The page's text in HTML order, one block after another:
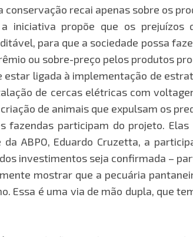
recai apenas sobre os
iniciativa propõe que os
para que a sociedade possa
ou sobre-preço pelos produtos
ligada à implementação de
de cercas elétricas com
de animais que expulsam os
participam do projeto.
ABPO, Eduardo Cruzetta, a
investimentos seja confirmada –
mostrar que a pecuária
Essa é uma via de mão dupla, que